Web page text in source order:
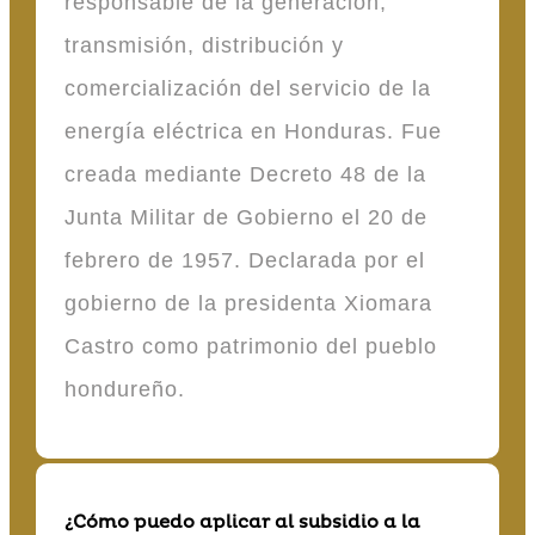
transmisión, distribución y
comercialización del servicio de la
energía eléctrica en Honduras. Fue
creada mediante Decreto 48 de la
Junta Militar de Gobierno el 20 de
febrero de 1957. Declarada por el
gobierno de la presidenta Xiomara
Castro como patrimonio del pueblo
hondureño.
¿Cómo puedo aplicar al subsidio a la